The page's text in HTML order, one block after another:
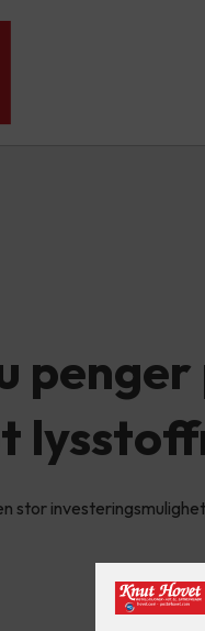
penger
stor